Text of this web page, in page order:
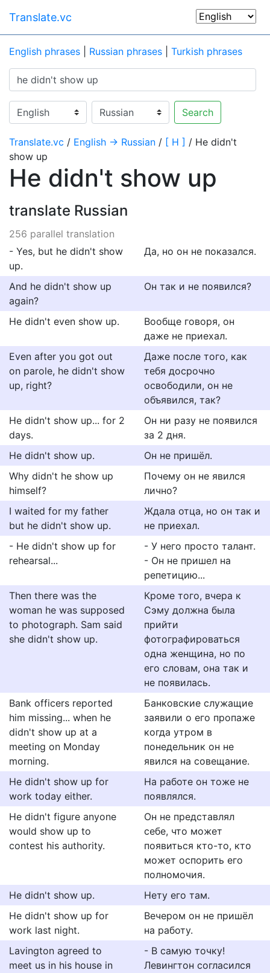
Translate.vc
English phrases Russian phrases Turkish phrases
Search
Translate.vc / English → Russian / [ H ] / He didn't
show up
He didn't show up
translate Russian
256 parallel translation
- Yes, but he didn't show
up.
Да, но он не показался.
And he didn't show up
again?
Он так и не появился?
He didn't even show up.
Вообще говоря, он
даже не приехал.
Even after you got out
on parole, he didn't show
up, right?
Даже после того, как
тебя досрочно
освободили, он не
объявился, так?
He didn't show up... for 2
days.
Он ни разу не появился
за 2 дня.
He didn't show up.
Он не пришёл.
Why didn't he show up
himself?
Почему он не явился
лично?
I waited for my father
but he didn't show up.
Ждала отца, но он так и
не приехал.
- He didn't show up for
rehearsal...
- У него просто талант.
- Он не пришел на
репетицию...
Then there was the
woman he was supposed
to photograph. Sam said
she didn't show up.
Кроме того, вчера к
Сэму должна была
прийти
фотографироваться
одна женщина, но по
его словам, она так и
не появилась.
Bank officers reported
him missing... when he
didn't show up at a
meeting on Monday
morning.
Банковские служащие
заявили о его пропаже
когда утром в
понедельник он не
явился на совещание.
He didn't show up for
work today either.
На работе он тоже не
появлялся.
He didn't figure anyone
would show up to
contest his authority.
Он не представлял
себе, что может
появиться кто-то, кто
может оспорить его
полномочия.
He didn't show up.
Нету его там.
He didn't show up for
work last night.
Вечером он не пришёл
на работу.
Lavington agreed to
meet us in his house in
- В самую точку!
Левингтон согласился